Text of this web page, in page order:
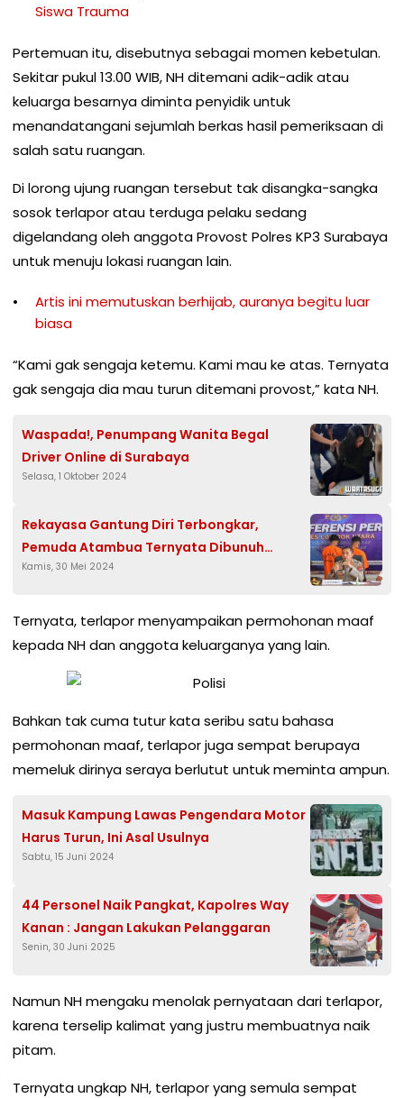
Siswa Trauma
Pertemuan itu, disebutnya sebagai momen kebetulan.
Sekitar pukul 13.00 WIB, NH ditemani adik-adik atau
keluarga besarnya diminta penyidik untuk
menandatangani sejumlah berkas hasil pemeriksaan di
salah satu ruangan.
Di lorong ujung ruangan tersebut tak disangka-sangka
sosok terlapor atau terduga pelaku sedang
digelandang oleh anggota Provost Polres KP3 Surabaya
untuk menuju lokasi ruangan lain.
Artis ini memutuskan berhijab, auranya begitu luar
biasa
“Kami gak sengaja ketemu. Kami mau ke atas. Ternyata
gak sengaja dia mau turun ditemani provost,” kata NH.
Waspada!, Penumpang Wanita Begal
Driver Online di Surabaya
Selasa, 1 Oktober 2024
Rekayasa Gantung Diri Terbongkar,
Pemuda Atambua Ternyata Dibunuh
Bosnya
Kamis, 30 Mei 2024
Ternyata, terlapor menyampaikan permohonan maaf
kepada NH dan anggota keluarganya yang lain.
Bahkan tak cuma tutur kata seribu satu bahasa
permohonan maaf, terlapor juga sempat berupaya
memeluk dirinya seraya berlutut untuk meminta ampun.
Masuk Kampung Lawas Pengendara Motor
Harus Turun, Ini Asal Usulnya
Sabtu, 15 Juni 2024
44 Personel Naik Pangkat, Kapolres Way
Kanan : Jangan Lakukan Pelanggaran
Senin, 30 Juni 2025
Namun NH mengaku menolak pernyataan dari terlapor,
karena terselip kalimat yang justru membuatnya naik
pitam.
Ternyata ungkap NH, terlapor yang semula sempat